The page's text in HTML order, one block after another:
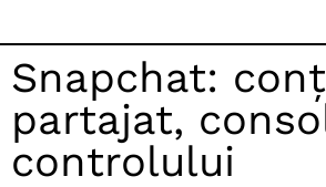
Snapchat:
partajat,
controlului